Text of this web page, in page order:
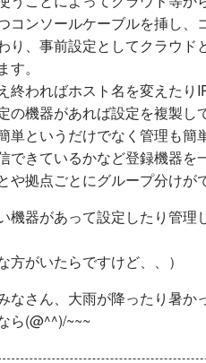
コンソールケーブルを挿し、
り、事前設定としてクラウ
す。
終わればホスト名を変えたり
の機器があれば設定を複製し
単というだけでなく管理も簡
できているかなど登録機器を
や拠点ごとにグループ分けが
機器があって設定したり管理
方がいたらですけど、、）
なさん、大雨が降ったり暑か
ら(@^^)/~~~